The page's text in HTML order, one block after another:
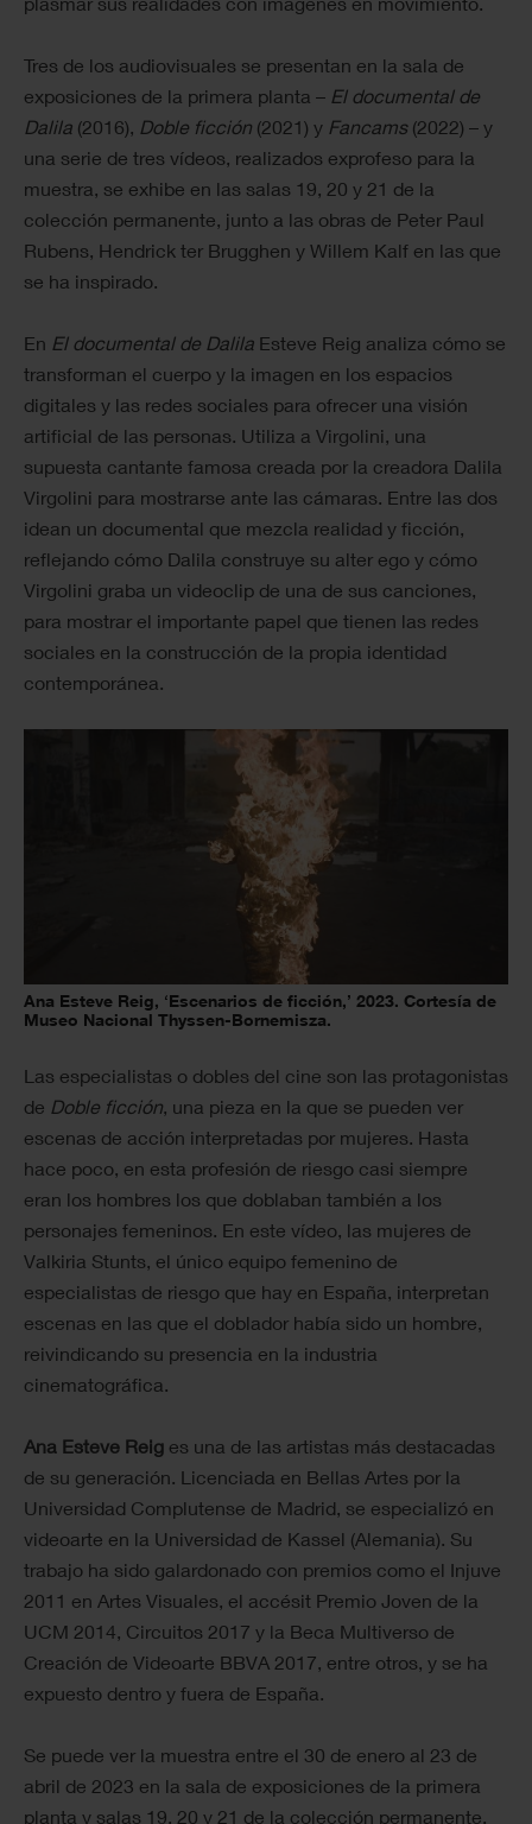
Tres de los audiovisuales se presentan en la sala de
exposiciones de la primera planta – El documental de
Dalila (2016), Doble ficción (2021) y Fancams(2022) – y
una serie de tres vídeos, realizados exprofeso para la
muestra, se exhibe en las salas 19, 20 y 21 de la
colección permanente, junto a las obras de Peter Paul
Rubens, Hendrick ter Brugghen y Willem Kalf en las que
se ha inspirado.
En El documental de Dalila Esteve Reig analiza cómo se
transforman el cuerpo y la imagen en los espacios
digitales y las redes sociales para ofrecer una visión
artificial de las personas. Utiliza a Virgolini, una
supuesta cantante famosa creada por la creadora Dalila
Virgolini para mostrarse ante las cámaras. Entre las dos
idean un documental que mezcla realidad y ficción,
reflejando cómo Dalila construye su alter ego y cómo
Virgolini graba un videoclip de una de sus canciones,
para mostrar el importante papel que tienen las redes
sociales en la construcción de la propia identidad
contemporánea.
Ana Esteve Reig, ‘Escenarios de ficción,’ 2023. Cortesía de
Museo Nacional Thyssen-Bornemisza.
Las especialistas o dobles del cine son las protagonistas
de Doble ficción, una pieza en la que se pueden ver
escenas de acción interpretadas por mujeres. Hasta
hace poco, en esta profesión de riesgo casi siempre
eran los hombres los que doblaban también a los
personajes femeninos. En este vídeo, las mujeres de
Valkiria Stunts, el único equipo femenino de
especialistas de riesgo que hay en España, interpretan
escenas en las que el doblador había sido un hombre,
reivindicando su presencia en la industria
cinematográfica.
Ana Esteve Reig es una de las artistas más destacadas
de su generación. Licenciada en Bellas Artes por la
Universidad Complutense de Madrid, se especializó en
videoarte en la Universidad de Kassel (Alemania). Su
trabajo ha sido galardonado con premios como el Injuve
2011 en Artes Visuales, el accésit Premio Joven de la
UCM 2014, Circuitos 2017 y la Beca Multiverso de
Creación de Videoarte BBVA 2017, entre otros, y se ha
expuesto dentro y fuera de España.
Se puede ver la muestra entre el 30 de enero al 23 de
abril de 2023 en la sala de exposiciones de la primera
planta y salas 19, 20 y 21 de la colección permanente.